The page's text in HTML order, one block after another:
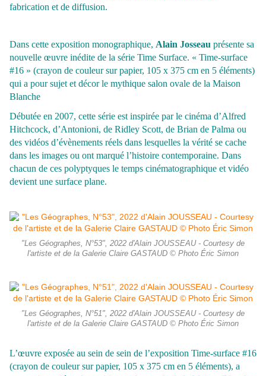
fabrication et de diffusion.
Dans cette exposition monographique, Alain Josseau présente sa
nouvelle œuvre inédite de la série Time Surface. « Time-surface
#16 » (crayon de couleur sur papier, 105 x 375 cm en 5 éléments)
qui a pour sujet et décor le mythique salon ovale de la Maison
Blanche
Débutée en 2007, cette série est inspirée par le cinéma d’Alfred
Hitchcock, d’Antonioni, de Ridley Scott, de Brian de Palma ou
des vidéos d’évènements réels dans lesquelles la vérité se cache
dans les images ou ont marqué l’histoire contemporaine. Dans
chacun de ces polyptyques le temps cinématographique et vidéo
devient une surface plane.
"Les Géographes, N°53", 2022 d'Alain JOUSSEAU - Courtesy de
l'artiste et de la Galerie Claire GASTAUD © Photo Éric Simon
"Les Géographes, N°51", 2022 d'Alain JOUSSEAU - Courtesy de
l'artiste et de la Galerie Claire GASTAUD © Photo Éric Simon
L’œuvre exposée au sein de sein de l’exposition Time-surface #16
(crayon de couleur sur papier, 105 x 375 cm en 5 éléments), a